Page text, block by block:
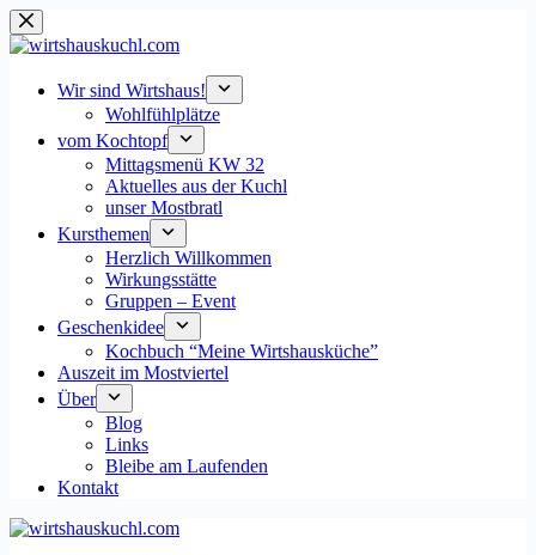
Zum
Inhalt
Wir sind Wirtshaus!
Wohlfühlplätze
vom Kochtopf
Mittagsmenü KW 32
Aktuelles aus der Kuchl
unser Mostbratl
Kursthemen
Herzlich Willkommen
Wirkungsstätte
Gruppen – Event
Geschenkidee
Kochbuch “Meine Wirtshausküche”
Auszeit im Mostviertel
Über
Blog
Links
Bleibe am Laufenden
Kontakt